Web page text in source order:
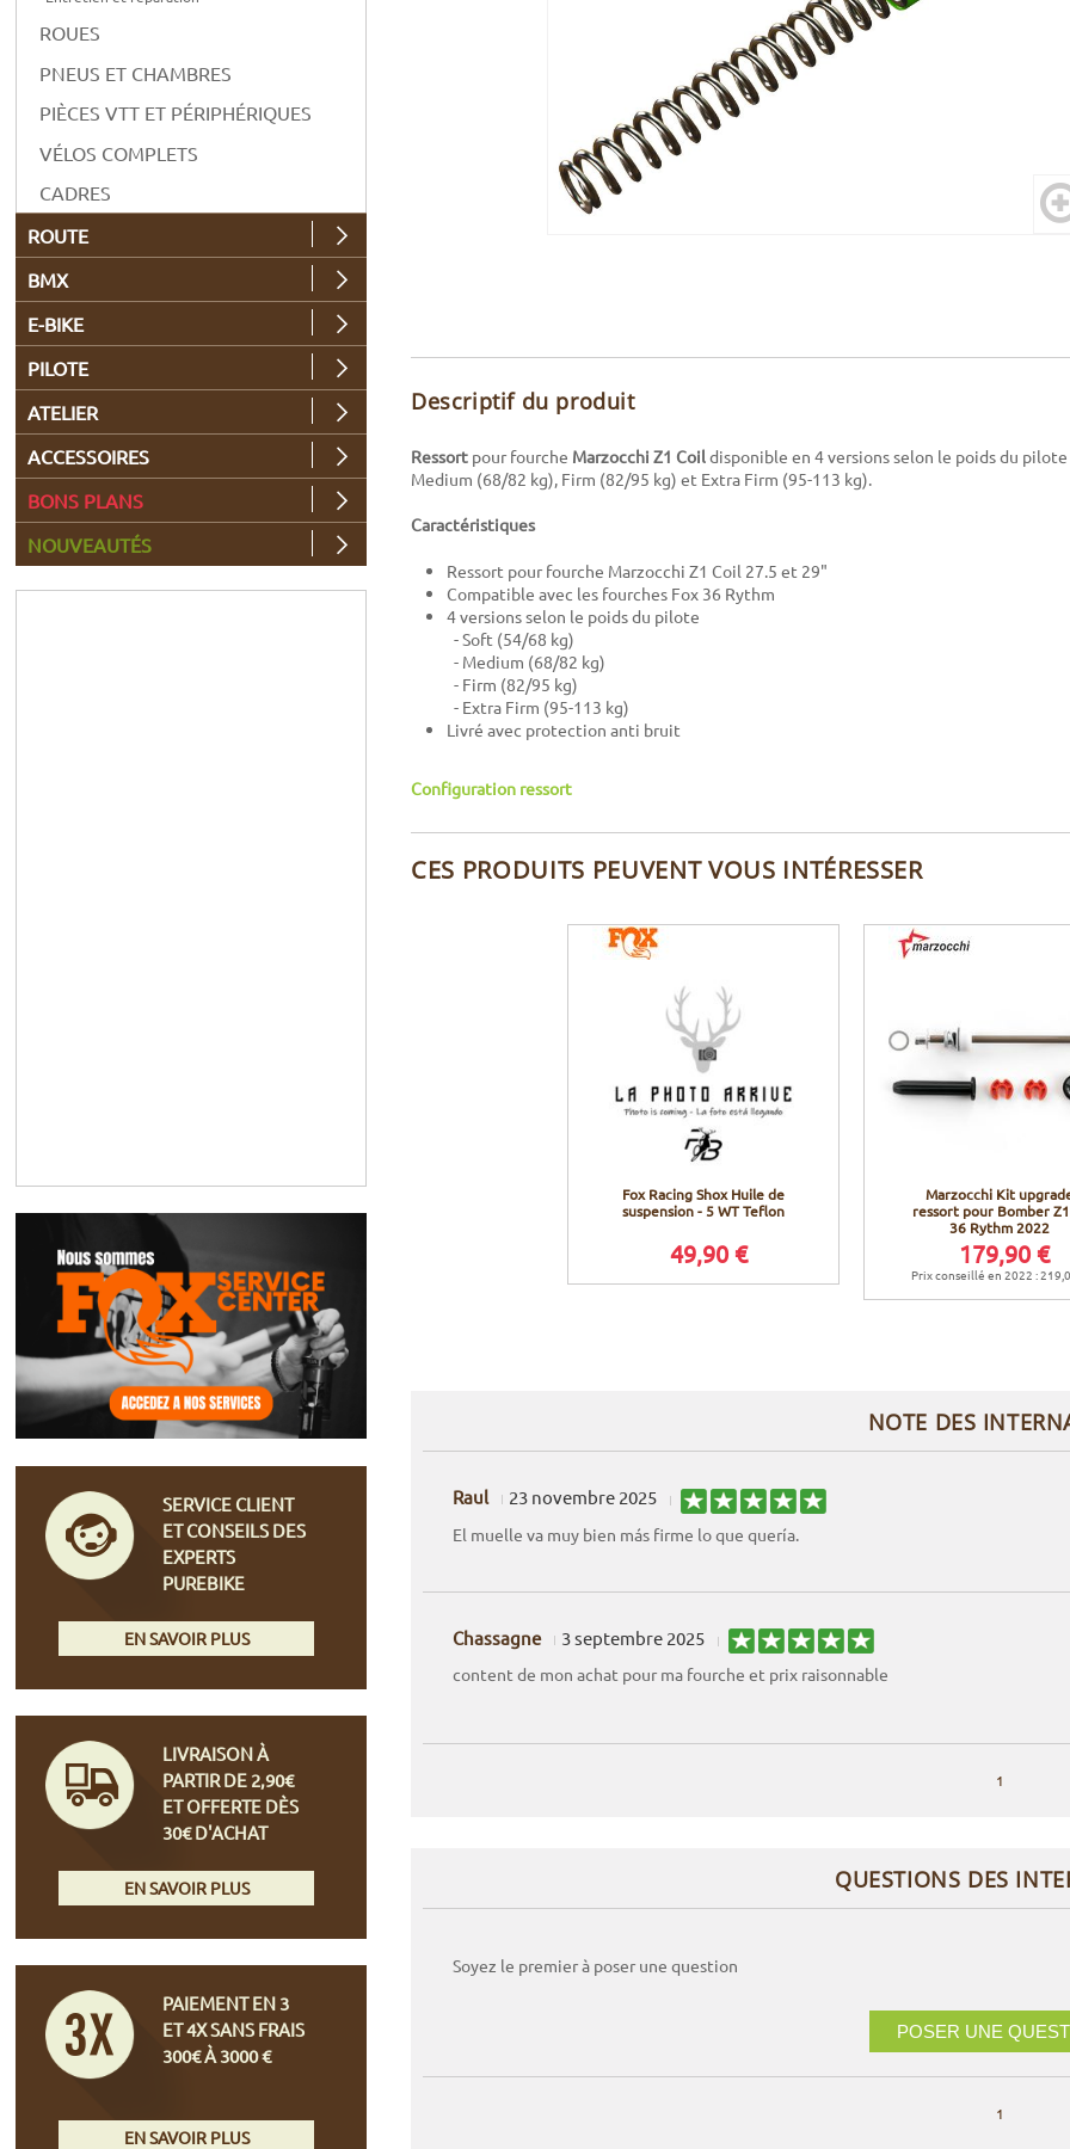
Descriptif du produit
Ressort pour fourche Marzocchi Z1 Coildisponible en 4 versions selon le poids du
Medium (68/82 kg), Firm (82/95 kg) et Extra Firm (95-113 kg).
Caractéristiques
Ressort pour fourche Marzocchi Z1 Coil 27.5 et 29"
Compatible avec les fourches Fox 36 Rythm
4 versions selon le poids du pilote
- Soft (54/68 kg)
- Medium (68/82 kg)
- Firm (82/95 kg)
- Extra Firm (95-113 kg)
Livré avec protection anti bruit
Configuration ressort
CES PRODUITS PEUVENT VOUS INTÉRESSER
Fox Racing Shox Huile de
suspension - 5 WT Teflon
49,90 €
Marzocchi Kit
ressort pour Bomber
36 Rythm 2022
179,90 €
Prix conseillé en 2022 :
NOTE DES
Raul 23 novembre 2025
El muelle va muy bien más firme lo que quería.
Chassagne 3 septembre 2025
content de mon achat pour ma fourche et prix raisonnable
1
QUESTIONS DES
Soyez le premier à poser une question
POSER UNE
1
ROUES
PNEUS ET CHAMBRES
PIÈCES VTT ET PÉRIPHÉRIQUES
VÉLOS COMPLETS
CADRES
ROUTE
BMX
E-BIKE
PILOTE
ATELIER
ACCESSOIRES
BONS PLANS
NOUVEAUTÉS
SERVICE CLIENT
ET CONSEILS DES
EXPERTS
PUREBIKE
EN SAVOIR PLUS
LIVRAISON À
PARTIR DE 2,90€
ET OFFERTE DÈS
30€ D'ACHAT
EN SAVOIR PLUS
PAIEMENT EN 3
ET 4X SANS FRAIS
300€ À 3000 €
EN SAVOIR PLUS